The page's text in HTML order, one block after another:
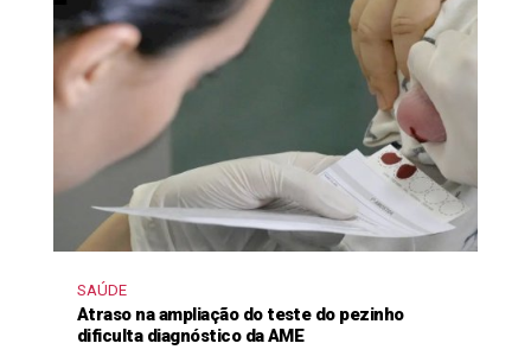
SAÚDE
Atraso na ampliação do teste do pezinho
dificulta diagnóstico da AME